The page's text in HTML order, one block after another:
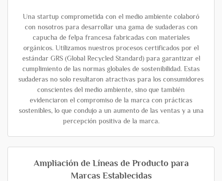
Una startup comprometida con el medio ambiente colaboró
con nosotros para desarrollar una gama de sudaderas con
capucha de felpa francesa fabricadas con materiales
orgánicos. Utilizamos nuestros procesos certificados por el
estándar GRS (Global Recycled Standard) para garantizar el
cumplimiento de las normas globales de sostenibilidad. Estas
sudaderas no solo resultaron atractivas para los consumidores
conscientes del medio ambiente, sino que también
evidenciaron el compromiso de la marca con prácticas
sostenibles, lo que condujo a un aumento de las ventas y a una
percepción positiva de la marca.
Ampliación de Líneas de Producto para
Marcas Establecidas